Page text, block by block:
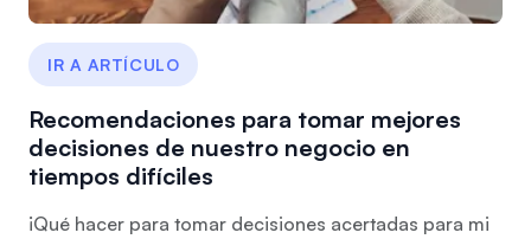
IR A ARTÍCULO
Recomendaciones para tomar mejores
decisiones de nuestro negocio en
tiempos difíciles
¡Qué hacer para tomar decisiones acertadas para mi